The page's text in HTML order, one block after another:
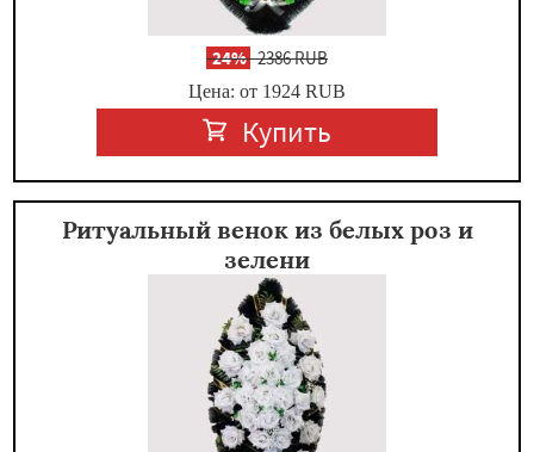
-24%2386 RUB
Цена: от 1924 RUB
Купить
Ритуальный венок из белых роз и
зелени